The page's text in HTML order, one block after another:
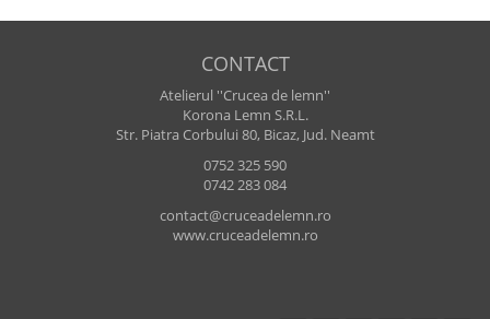
CONTACT
Atelierul ''Crucea de lemn''
Korona Lemn S.R.L.
Str. Piatra Corbului 80, Bicaz, Jud. Neamt
0752 325 590
0742 283 084
contact@cruceadelemn.ro
www.cruceadelemn.ro